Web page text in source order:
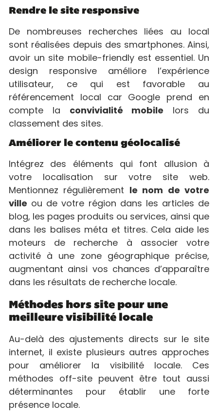
Rendre le site responsive
De nombreuses recherches liées au local
sont réalisées depuis des smartphones. Ainsi,
avoir un site mobile-friendly est essentiel. Un
design responsive améliore l’expérience
utilisateur, ce qui est favorable au
référencement local car Google prend en
compte la convivialité mobile lors du
classement des sites.
Améliorer le contenu géolocalisé
Intégrez des éléments qui font allusion à
votre localisation sur votre site web.
Mentionnez régulièrement le nom de votre
ville ou de votre région dans les articles de
blog, les pages produits ou services, ainsi que
dans les balises méta et titres. Cela aide les
moteurs de recherche à associer votre
activité à une zone géographique précise,
augmentant ainsi vos chances d’apparaître
dans les résultats de recherche locale.
Méthodes hors site pour une
meilleure visibilité locale
Au-delà des ajustements directs sur le site
internet, il existe plusieurs autres approches
pour améliorer la visibilité locale. Ces
méthodes off-site peuvent être tout aussi
déterminantes pour établir une forte
présence locale.